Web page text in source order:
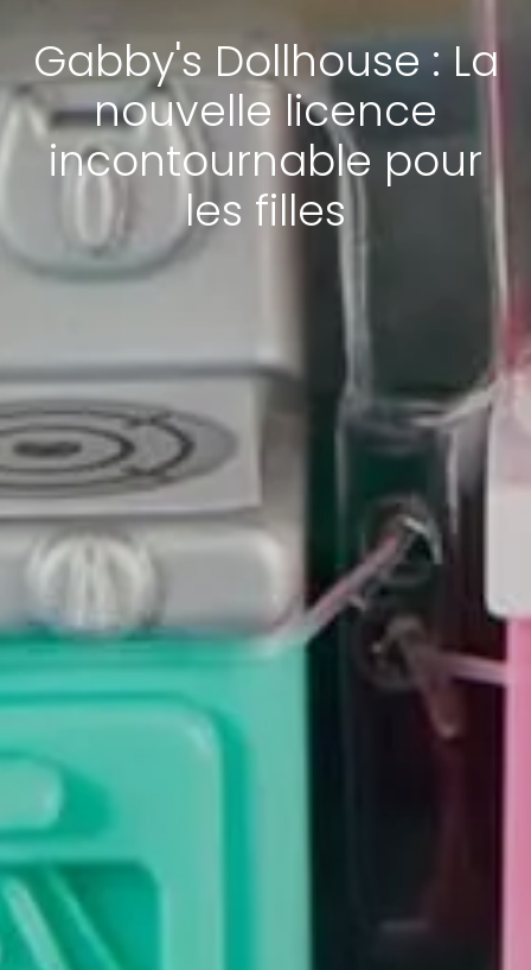
Gabby's Dollhouse : La
nouvelle licence
incontournable pour
les filles